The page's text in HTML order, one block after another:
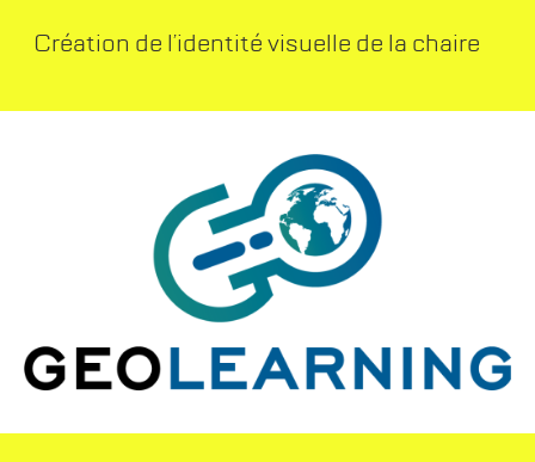
Création de l’identité visuelle de la chaire